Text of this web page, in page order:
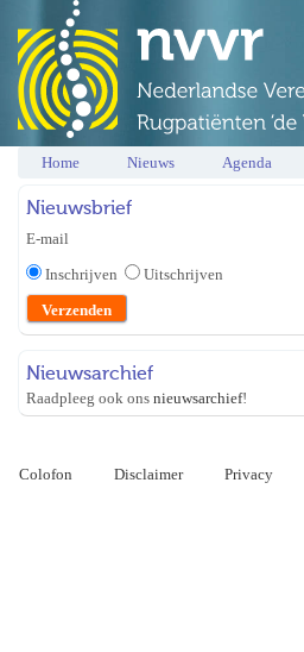
Home Nieuws Agenda
Nieuwsbrief
E-mail
Inschrijven
Uitschrijven
Nieuwsarchief
Raadpleeg ook ons nieuwsarchief!
Colofon Disclaimer Privacy